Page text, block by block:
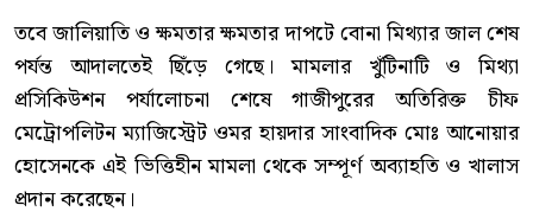
তবে জালিয়াতি ও ক্ষমতার ক্ষমতার দাপটে বোনা মিথ্যার জাল শেষ
পর্যন্ত আদালতেই ছিঁড়ে গেছে। মামলার খুঁটিনাটি ও মিথ্যা
প্রসিকিউশন পর্যালোচনা শেষে গাজীপুরের অতিরিক্ত চীফ
মেট্রোপলিটন ম্যাজিস্ট্রেট ওমর হায়দার সাংবাদিক মোঃ আনোয়ার
হোসেনকে এই ভিত্তিহীন মামলা থেকে সম্পূর্ণ অব্যাহতি ও খালাস
প্রদান করেছেন।